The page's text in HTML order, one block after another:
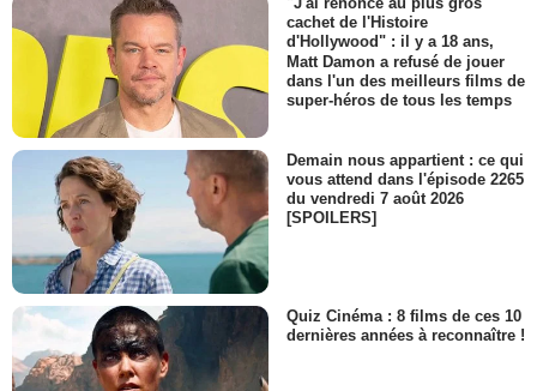
cachet de l'Histoire
d'Hollywood" : il y a 18 ans,
Matt Damon a refusé de jouer
dans l'un des meilleurs films de
super-héros de tous les temps
Demain nous appartient : ce qui
vous attend dans l'épisode 2265
du vendredi 7 août 2026
[SPOILERS]
Quiz Cinéma : 8 films de ces 10
dernières années à reconnaître !